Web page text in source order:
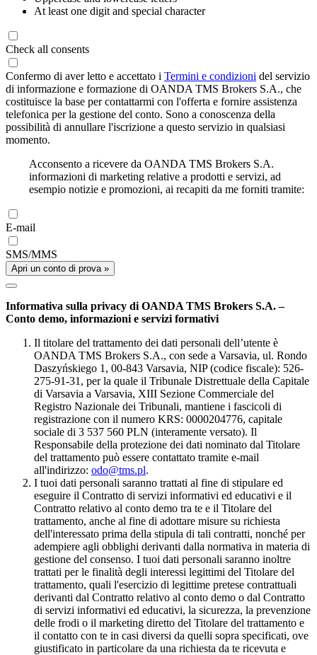
At least one digit and special character
Check all consents
Confermo di aver letto e accettato i Termini e condizioni del servizio
di informazione e formazione di OANDA TMS Brokers S.A., che
costituisce la base per contattarmi con l'offerta e fornire assistenza
telefonica per la gestione del conto. Sono a conoscenza della
possibilità di annullare l'iscrizione a questo servizio in qualsiasi
momento.
Acconsento a ricevere da OANDA TMS Brokers S.A.
informazioni di marketing relative a prodotti e servizi, ad
esempio notizie e promozioni, ai recapiti da me forniti tramite:
E-mail
SMS/MMS
Apri un conto di prova »
Informativa sulla privacy di OANDA TMS Brokers S.A. –
Conto demo, informazioni e servizi formativi
Il titolare del trattamento dei dati personali dell’utente è
OANDA TMS Brokers S.A., con sede a Varsavia, ul. Rondo
Daszyńskiego 1, 00-843 Varsavia, NIP (codice fiscale): 526-
275-91-31, per la quale il Tribunale Distrettuale della Capitale
di Varsavia a Varsavia, XIII Sezione Commerciale del
Registro Nazionale dei Tribunali, mantiene i fascicoli di
registrazione con il numero KRS: 0000204776, capitale
sociale di 3 537 560 PLN (interamente versato). Il
Responsabile della protezione dei dati nominato dal Titolare
del trattamento può essere contattato tramite e-mail
all'indirizzo: odo@tms.pl.
I tuoi dati personali saranno trattati al fine di stipulare ed
eseguire il Contratto di servizi informativi ed educativi e il
Contratto relativo al conto demo tra te e il Titolare del
trattamento, anche al fine di adottare misure su richiesta
dell'interessato prima della stipula di tali contratti, nonché per
adempiere agli obblighi derivanti dalla normativa in materia di
gestione del consenso. I tuoi dati personali saranno inoltre
trattati per le finalità degli interessi legittimi del Titolare del
trattamento, quali l'esercizio di legittime pretese contrattuali
derivanti dal Contratto relativo al conto demo o dal Contratto
di servizi informativi ed educativi, la sicurezza, la prevenzione
delle frodi o il marketing diretto del Titolare del trattamento e
il contatto con te in casi diversi da quelli sopra specificati, ove
giustificato in particolare da una richiesta da te ricevuta e